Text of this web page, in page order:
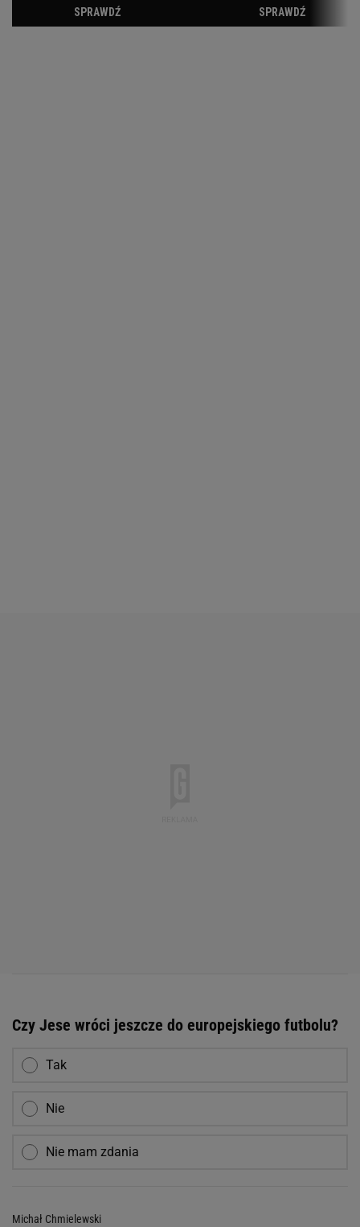
Czy Jese wróci jeszcze do europejskiego futbolu?
Tak
Nie
Nie mam zdania
Michał Chmielewski